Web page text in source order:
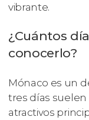
vibrante.
¿Cuántos
conocerlo?
Mónaco es un
tres días suelen
atractivos